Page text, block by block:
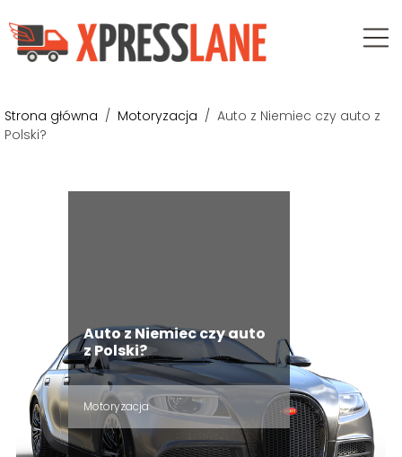
Strona główna / Motoryzacja / Auto z Niemiec czy auto z
Polski?
Auto z Niemiec czy auto
z Polski?
Motoryzacja